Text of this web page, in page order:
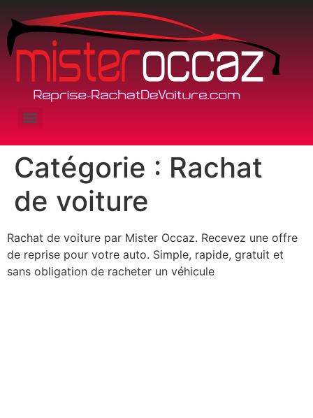
Catégorie : Rachat
de voiture
Rachat de voiture par Mister Occaz. Recevez une offre
de reprise pour votre auto. Simple, rapide, gratuit et
sans obligation de racheter un véhicule